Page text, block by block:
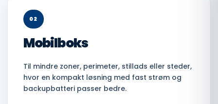
02
Mobilboks
Til mindre zoner, perimeter, stillads eller steder,
hvor en kompakt løsning med fast strøm og
backupbatteri passer bedre.